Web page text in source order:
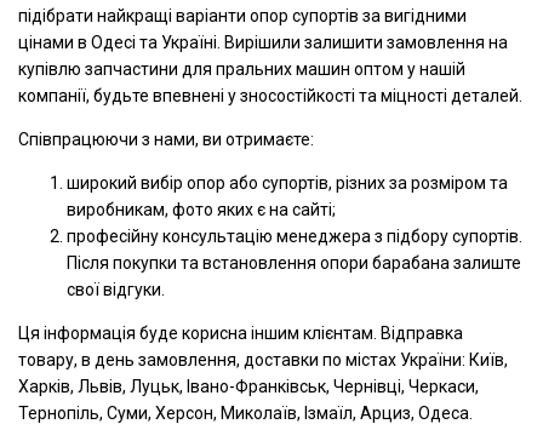
підібрати найкращі варіанти опор супортів за вигідними
цінами в Одесі та Україні. Вирішили залишити замовлення на
купівлю запчастини для пральних машин оптом у нашій
компанії, будьте впевнені у зносостійкості та міцності деталей.
Співпрацюючи з нами, ви отримаєте:
широкий вибір опор або супортів, різних за розміром та
виробникам, фото яких є на сайті;
професійну консультацію менеджера з підбору супортів.
Після покупки та встановлення опори барабана залиште
свої відгуки.
Ця інформація буде корисна іншим клієнтам. Відправка
товару, в день замовлення, доставки по містах України: Київ,
Харків, Львів, Луцьк, Івано-Франківськ, Чернівці, Черкаси,
Тернопіль, Суми, Херсон, Миколаїв, Ізмаїл, Арциз, Одеса.